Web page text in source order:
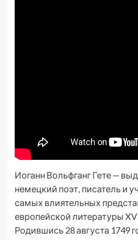
Иоганн Вольфганг Гете —
немецкий поэт, писатель и
самых влиятельных
европейской литературы
Родившись 28 августа 1749